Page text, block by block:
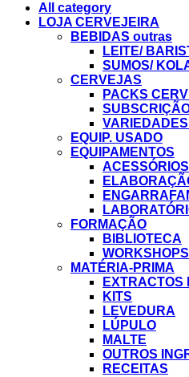
All category
LOJA CERVEJEIRA
BEBIDAS outras
LEITE/
SUMOS/
CERVEJAS
PACKS
EQUIP. USADO
EQUIPAMENTOS
ACESSÓRIOS
FORMAÇÃO
BIBLIOTECA
WORKSHOPS
MATÉRIA-PRIMA
EXTRACTOS
KITS
LEVEDURA
LÚPULO
MALTE
OUTROS
RECEITAS